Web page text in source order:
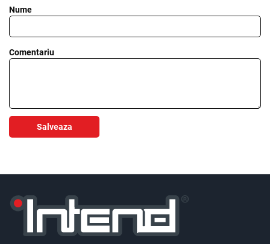
Nume
Comentariu
Salveaza